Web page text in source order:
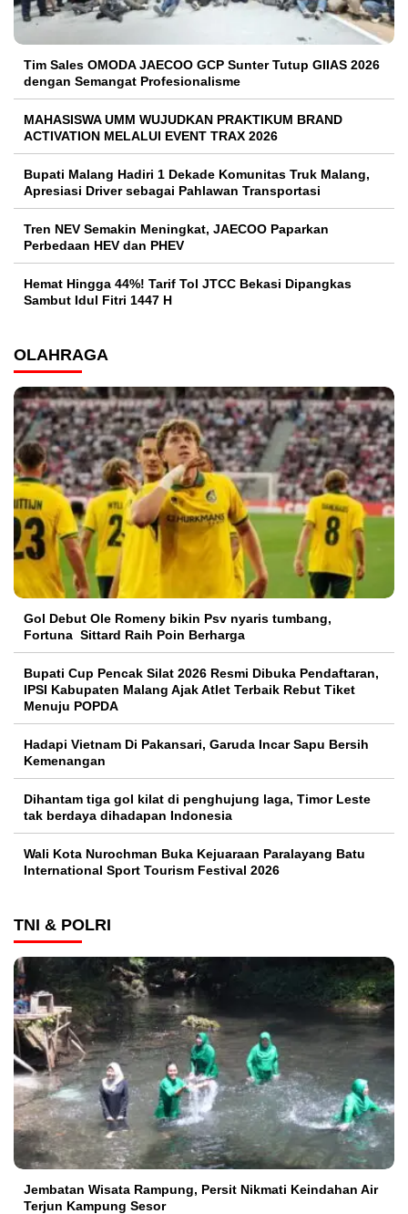
Tim Sales OMODA JAECOO GCP Sunter Tutup GIIAS 2026
dengan Semangat Profesionalisme
MAHASISWA UMM WUJUDKAN PRAKTIKUM BRAND
ACTIVATION MELALUI EVENT TRAX 2026
Bupati Malang Hadiri 1 Dekade Komunitas Truk Malang,
Apresiasi Driver sebagai Pahlawan Transportasi
Tren NEV Semakin Meningkat, JAECOO Paparkan
Perbedaan HEV dan PHEV
Hemat Hingga 44%! Tarif Tol JTCC Bekasi Dipangkas
Sambut Idul Fitri 1447 H
OLAHRAGA
Gol Debut Ole Romeny bikin Psv nyaris tumbang,
Fortuna Sittard Raih Poin Berharga
Bupati Cup Pencak Silat 2026 Resmi Dibuka Pendaftaran,
IPSI Kabupaten Malang Ajak Atlet Terbaik Rebut Tiket
Menuju POPDA
Hadapi Vietnam Di Pakansari, Garuda Incar Sapu Bersih
Kemenangan
Dihantam tiga gol kilat di penghujung laga, Timor Leste
tak berdaya dihadapan Indonesia
Wali Kota Nurochman Buka Kejuaraan Paralayang Batu
International Sport Tourism Festival 2026
TNI & POLRI
Jembatan Wisata Rampung, Persit Nikmati Keindahan Air
Terjun Kampung Sesor